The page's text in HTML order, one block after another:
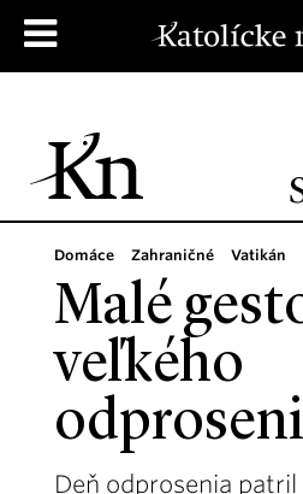
Domáce Zahraničné Vatikán
Malé
veľkého
Deň odprosenia